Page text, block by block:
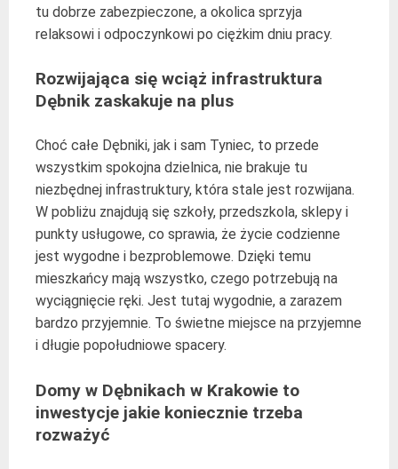
tu dobrze zabezpieczone, a okolica sprzyja
relaksowi i odpoczynkowi po ciężkim dniu pracy.
Rozwijająca się wciąż infrastruktura
Dębnik zaskakuje na plus
Choć całe Dębniki, jak i sam Tyniec, to przede
wszystkim spokojna dzielnica, nie brakuje tu
niezbędnej infrastruktury, która stale jest rozwijana.
W pobliżu znajdują się szkoły, przedszkola, sklepy i
punkty usługowe, co sprawia, że życie codzienne
jest wygodne i bezproblemowe. Dzięki temu
mieszkańcy mają wszystko, czego potrzebują na
wyciągnięcie ręki. Jest tutaj wygodnie, a zarazem
bardzo przyjemnie. To świetne miejsce na przyjemne
i długie popołudniowe spacery.
Domy w Dębnikach w Krakowie to
inwestycje jakie koniecznie trzeba
rozważyć